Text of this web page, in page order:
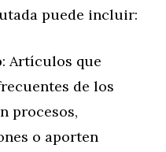
puede incluir:
: Artículos que
de los
procesos,
o aporten